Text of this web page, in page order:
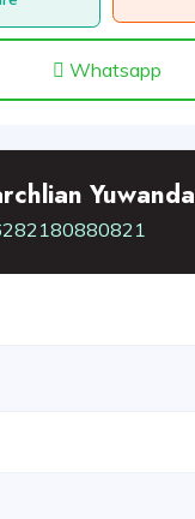
Whatsapp
Yuwanda